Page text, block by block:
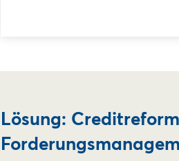
Lösung: